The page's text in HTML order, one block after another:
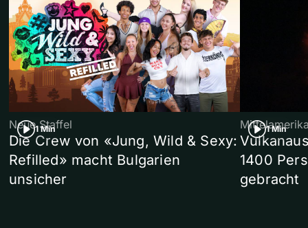
1 Min
Neue Staffel
Die Crew von «Jung, Wild & Sexy:
Refilled» macht Bulgarien
unsicher
1 Min
1400
gebracht